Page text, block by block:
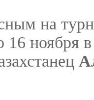
на
16 ноября